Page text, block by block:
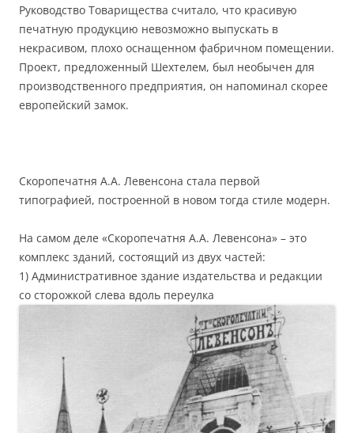
Руководство Товарищества считало, что красивую
печатную продукцию невозможно выпускать в
некрасивом, плохо оснащенном фабричном помещении.
Проект, предложенный Шехтелем, был необычен для
производственного предприятия, он напоминал скорее
европейский замок.
Скоропечатня А.А. Левенсона стала первой
типографией, построенной в новом тогда стиле модерн.
На самом деле «Скоропечатня А.А. Левенсона» – это
комплекс зданий, состоящий из двух частей:
1) Административное здание издательства и редакции
со сторожкой слева вдоль переулка